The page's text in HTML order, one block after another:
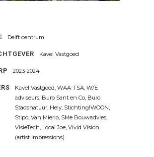
Delft centrum
Kavel Vastgoed
2023-2024
Kavel Vastgoed, WAA-TSA, W/E
adviseurs, Buro Sant en Co, Buro
Stadsnatuur, Hely, Stichting!WOON,
Stipo, Van Mierlo, SMe Bouwadvies,
VisieTech, Local Joe, Vivid Vision
(artist impressions)